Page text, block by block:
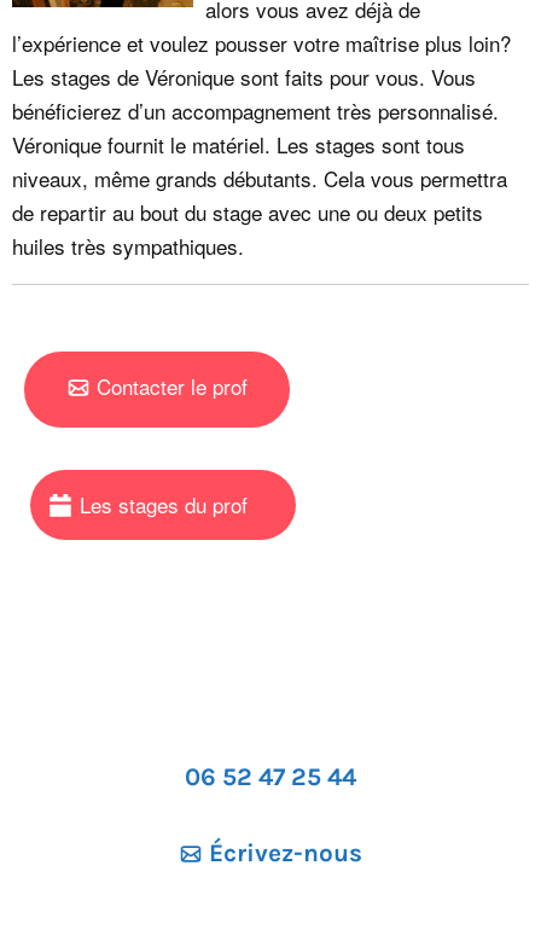
alors vous avez déjà de
l’expérience et voulez pousser votre maîtrise plus loin?
Les stages de Véronique sont faits pour vous. Vous
bénéficierez d’un accompagnement très personnalisé.
Véronique fournit le matériel. Les stages sont tous
niveaux, même grands débutants. Cela vous permettra
de repartir au bout du stage avec une ou deux petits
huiles très sympathiques.
Contacter le prof
06 52 47 25 44
Écrivez-nous